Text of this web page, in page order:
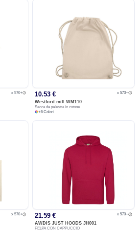
x 570+ 10.53 € x 570+
Westford mill WM110
Sacca da palestra in cotone
+6 Colori
x 570+ 21.59 € x 570+
AWDIS JUST HOODS JH001
FELPA CON CAPPUCCIO